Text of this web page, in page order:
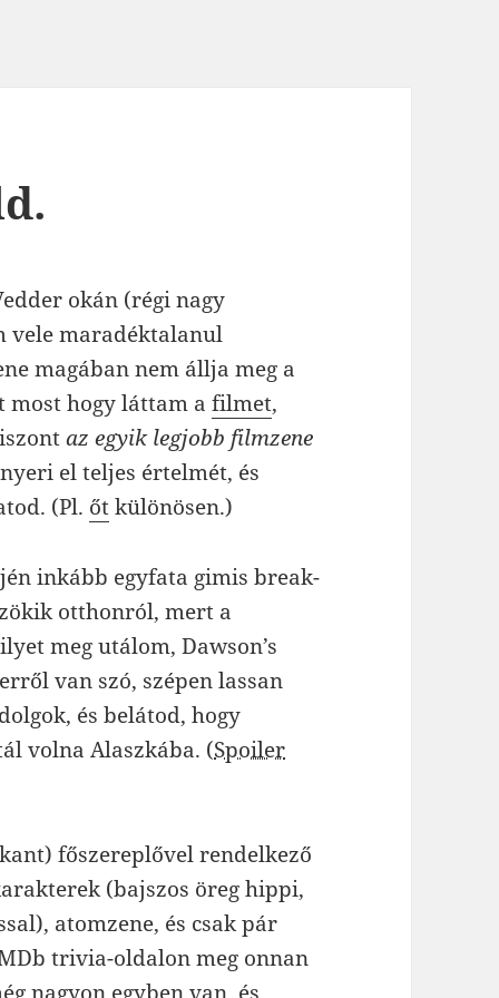
okán (régi nagy
vele maradéktalanul
magában nem állja meg a
most hogy láttam afilmet,
az egyik legjobb filmzene
el teljes értelmét, és
(Pl. őtkülönösen.)
inkább egyfata gimis break-
otthonról, mert a
meg utálom, Dawson’s
van szó, szépen lassan
és belátod, hogy
volna Alaszkába. (Spoiler
főszereplővel rendelkező
(bajszos öreg hippi,
atomzene, és csak pár
trivia-oldalon meg onnan